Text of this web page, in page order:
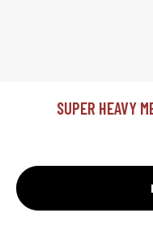
SUPER HEAVY